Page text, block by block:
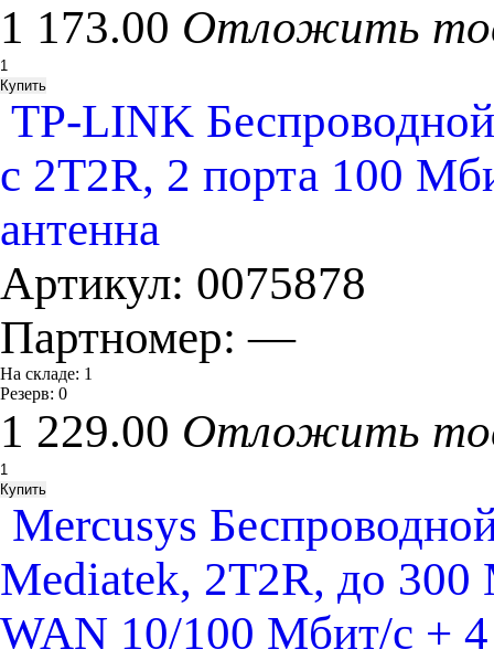
1 173.00 Отложить
TP-LINK
с 2T2R, 2 порта 100
антенна
Артикул: 0075878
Партномер:—
На складе: 1
Резерв: 0
1 229.00 Отложить
Mercusys
Mediatek, 2T2R, до
WAN 10/100 Мбит/с +